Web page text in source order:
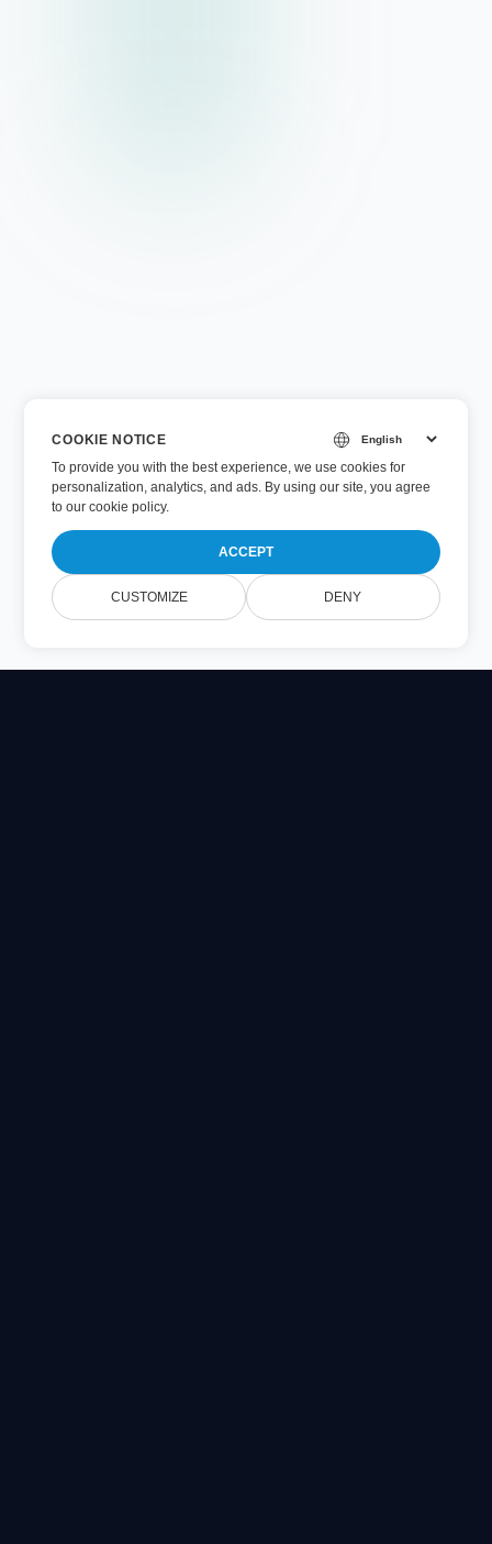
COOKIE NOTICE
To provide you with the best experience, we use cookies for
personalization, analytics, and ads. By using our site, you agree
toour cookie policy.
ACCEPT
CUSTOMIZE DENY